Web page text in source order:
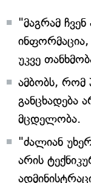
"მაგრამ
უკვე
ამბობს, რომ
განცხადება
მცდელობა.
"ძალიან
არის